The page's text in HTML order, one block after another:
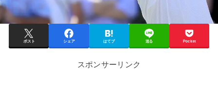
ポスト シェア はてブ 送る Pocket
スポンサーリンク